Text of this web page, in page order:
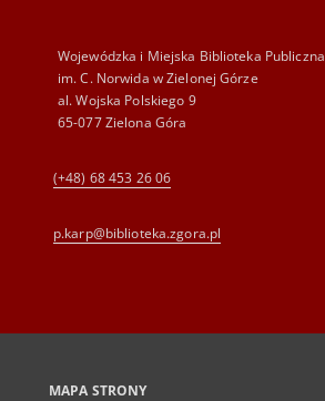
Wojewódzka i Miejska Biblioteka Publiczna
im. C. Norwida w Zielonej Górze
al. Wojska Polskiego 9
65-077 Zielona Góra
(+48) 68 453 26 06
p.karp@biblioteka.zgora.pl
MAPA STRONY